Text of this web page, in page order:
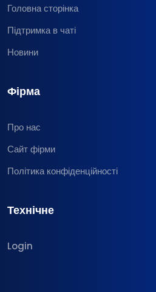
Головна сторінка
Підтримка в чаті
Новини
Фірма
Про нас
Сайт фірми
Політика конфіденційності
Технічне
Login